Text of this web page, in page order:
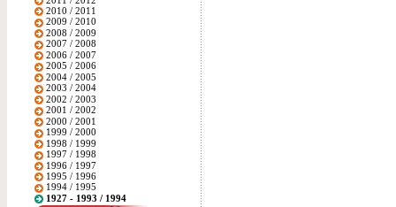
2010 / 2011
2009 / 2010
2008 / 2009
2007 / 2008
2006 / 2007
2005 / 2006
2004 / 2005
2003 / 2004
2002 / 2003
2001 / 2002
2000 / 2001
1999 / 2000
1998 / 1999
1997 / 1998
1996 / 1997
1995 / 1996
1994 / 1995
1927 - 1993 / 1994